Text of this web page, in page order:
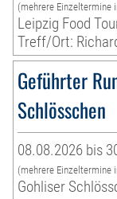
(mehrere Einzeltermine
Leipzig Food
Treff/Ort:
Geführter
Schlösschen
08.08.2026 bis
(mehrere Einzeltermine
Gohliser